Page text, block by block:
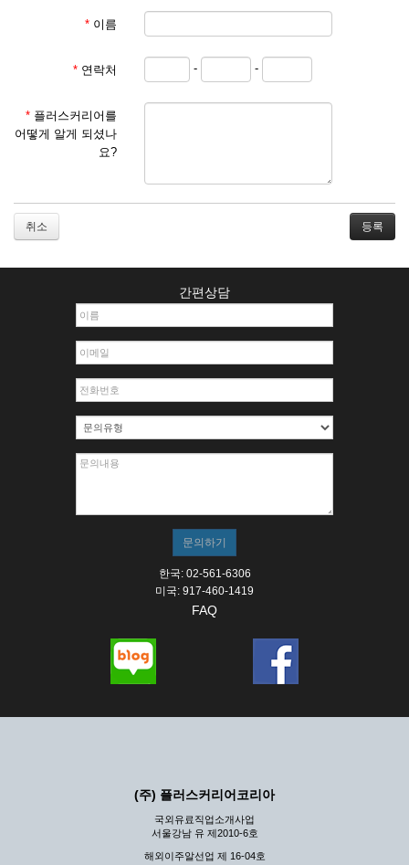
① 서비스 이용계약은 서비스 이용 희망자가 본 약관에 동의
가 이를 심사, 승낙함으로써 성립하며, 회사는 신청자의 실
명 확인 절차를 밟을 수 있습니다.
② 회원가입시 입력한 ID는 변경할 수 없으며, 회원 1인당 한
개의 ID가 발급됩니다. 부득이한 경우로 인해 변경하고자 하
을 거절하거나 취소할 수 있으며, 실명으로 등록하지 않은
2. 개인정보를 허위로 기재하여 신청할 경우
3. 경쟁 관게에 있는 이용자가 신청할 경우
4. 타인의 서비스 이용을 방해하거나, 정보를 도용한 경우
6. 이용자가 영업활동 또는 부정한 용도로 본 서비스를 이용
7. 회사의 정보를 사전 승낙 없이 전재, 변조, 복사하여 이용
8. 기타 회사가 정한 제반 사항을 위반하며 신청하는 경우
제5조 (서비스의 이용 및 중지)
태, 정전, 서비스 설비의 장애, 서비스 이용의 폭주 등의 정
상적인 서비스가 불가능할 경우 회사는 사전 공지나 예고 없
이 서비스의 전부 또는 일부를 일시적 또는 영구적으로 중지
③ 기타 회사는 서비스를 제공할 수 없는 합당한 사유가 발
④ 회사는 제 2항 및 제 3항의 사유로 서비스의 제공이 일시
적으로 중지됨으로 인해 이용자 또는 제 3자가 입은 손해에
대하여 배상하지 않습니다.
제3장 권리 및 의무
① 회사는 특별한 사정이 없는 한 이용자가 신청한 후 즉시
서비스를 이용할 수 있도록 하고 계속적, 안정적으로 서비스
를 제공할 수 있도록 최선의 노력을 다하여야 합니다.
② 회사는 이용자의 개인 신상 정보를 본인의 승낙 없이 타
인에게 누설, 배포하여서는 안됩니다. 다만, 관계법령에 의
* 이름
* 연락처 - -
* 플러스커리어를
어떻게 알게 되셨나
요?
취소
간편상담
한국: 02-561-6306
미국: 917-460-1419
FAQ
(주) 플러스커리어코리아
국외유료직업소개사업
서울강남 유 제2010-6호
해외이주알선업 제 16-04호